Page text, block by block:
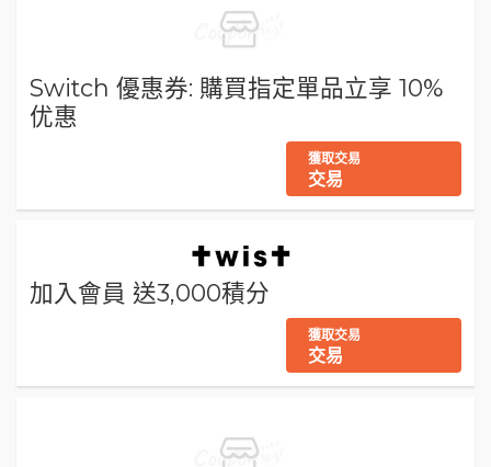
Switch 優惠券: 購買指定單品立享 10%
优惠
獲取交易
交易
加入會員 送3,000積分
獲取交易
交易